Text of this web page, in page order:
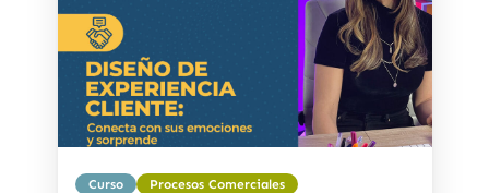
Curso Procesos Comerciales